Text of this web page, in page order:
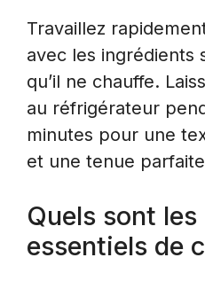
Travaillez
avec les ingrédients
qu’il ne chauffe.
au réfrigérateur
minutes pour une
et une tenue
Quels sont
essentiels de